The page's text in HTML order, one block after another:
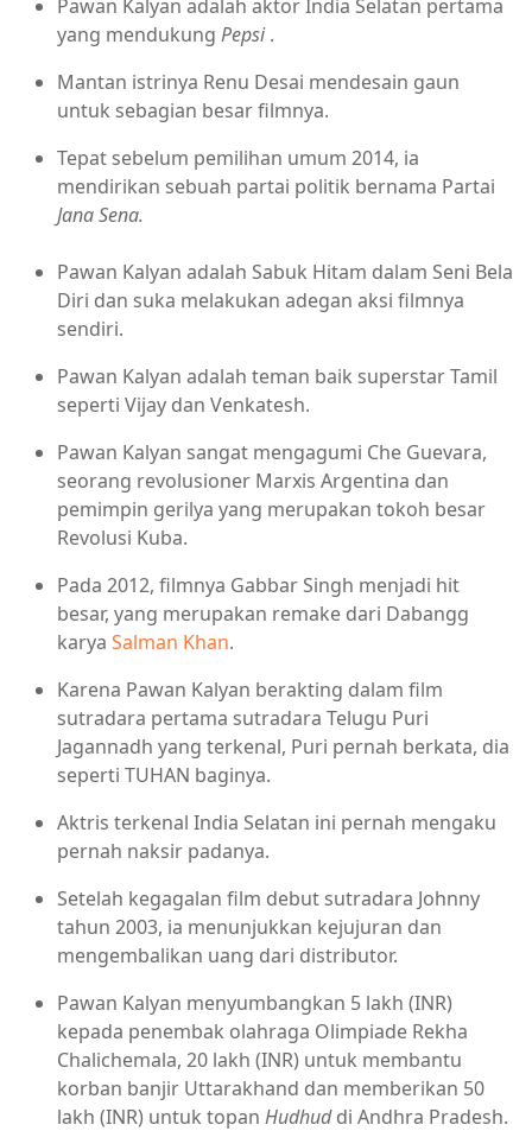
Pawan Kalyan adalah aktor India Selatan pertama
yang mendukung Pepsi.
Mantan istrinya Renu Desai mendesain gaun
untuk sebagian besar filmnya.
Tepat sebelum pemilihan umum 2014, ia
mendirikan sebuah partai politik bernama Partai
Jana Sena.
Pawan Kalyan adalah Sabuk Hitam dalam Seni Bela
Diri dan suka melakukan adegan aksi filmnya
sendiri.
Pawan Kalyan adalah teman baik superstar Tamil
seperti Vijay dan Venkatesh.
Pawan Kalyan sangat mengagumi Che Guevara,
seorang revolusioner Marxis Argentina dan
pemimpin gerilya yang merupakan tokoh besar
Revolusi Kuba.
Pada 2012, filmnya Gabbar Singh menjadi hit
besar, yang merupakan remake dari Dabangg
karya Salman Khan.
Karena Pawan Kalyan berakting dalam film
sutradara pertama sutradara Telugu Puri
Jagannadh yang terkenal, Puri pernah berkata, dia
seperti TUHAN baginya.
Aktris terkenal India Selatan ini pernah mengaku
pernah naksir padanya.
Setelah kegagalan film debut sutradara Johnny
tahun 2003, ia menunjukkan kejujuran dan
mengembalikan uang dari distributor.
Pawan Kalyan menyumbangkan 5 lakh (INR)
kepada penembak olahraga Olimpiade Rekha
Chalichemala, 20 lakh (INR) untuk membantu
korban banjir Uttarakhand dan memberikan 50
lakh (INR) untuk topan Hudhuddi Andhra Pradesh.